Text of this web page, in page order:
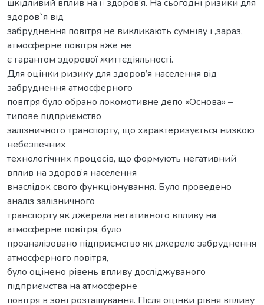
шкідливий вплив на її здоров’я. На сьогодні ризики для
здоров`я від
забруднення повітря не викликають сумніву і ,зараз,
атмосферне повітря вже не
є гарантом здорової життєдіяльності.
Для оцінки ризику для здоров’я населення від
забруднення атмосферного
повітря було обрано локомотивне депо «Основа» –
типове підприємство
залізничного транспорту, що характеризується низкою
небезпечних
технологічних процесів, що формують негативний
вплив на здоров’я населення
внаслідок свого функціонування. Було проведено
аналіз залізничного
транспорту як джерела негативного впливу на
атмосферне повітря, було
проаналізовано підприємство як джерело забруднення
атмосферного повітря,
було оцінено рівень впливу досліджуваного
підприємства на атмосферне
повітря в зоні розташування. Після оцінки рівня впливу